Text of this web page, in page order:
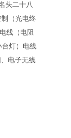
头二十八
（光电终
线（电阻
台灯）电线
电子无线